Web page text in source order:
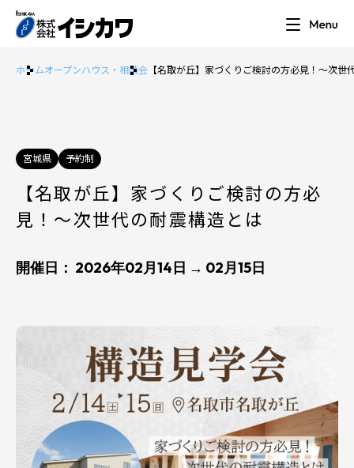
ホームオープンハウス・相談会 【名取が丘】家づくりご検討の方必見！～次世
宮城県 予約制
【名取が丘】家づくりご検討の方必
見！～次世代の耐震構造とは
開催日： 2026年02月14日 → 02月15日